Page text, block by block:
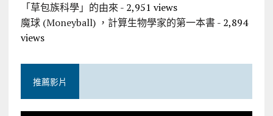
「草包族科學」的由來 - 2,951 views
魔球 (Moneyball) ，計算生物學家的第一本書- 2,894
views
推薦影片